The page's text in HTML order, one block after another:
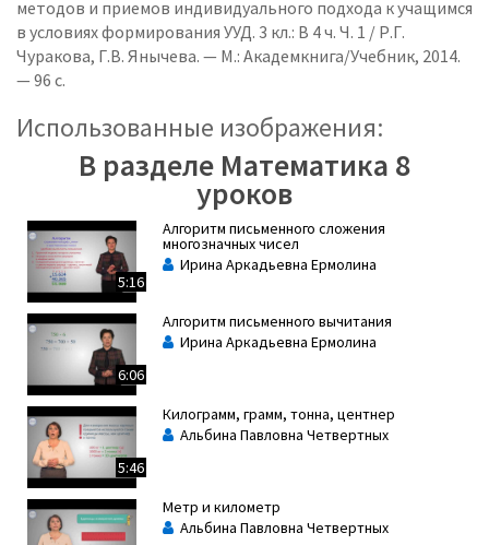
методов и приемов индивидуального подхода к учащимся
в условиях формирования УУД. 3 кл.: В 4 ч. Ч. 1 / Р.Г.
Чуракова, Г.В. Янычева. — М.: Академкнига/Учебник, 2014.
— 96 с.
Использованные изображения:
В разделе Математика 8
уроков
5:16
Алгоритм письменного сложения
многозначных чисел
Ирина Аркадьевна Ермолина
6:06
Алгоритм письменного вычитания
Ирина Аркадьевна Ермолина
5:46
Килограмм, грамм, тонна, центнер
Альбина Павловна Четвертных
Метр и километр
Альбина Павловна Четвертных